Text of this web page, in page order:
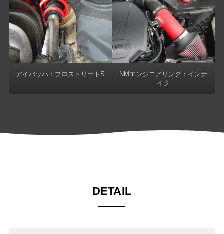
アイバッハ：プロストリートS
NMエンジニアリング：インテ
イク
DETAIL